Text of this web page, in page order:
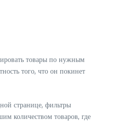
товары по нужным
того, что он покинет
странице, фильтры
количеством товаров, где